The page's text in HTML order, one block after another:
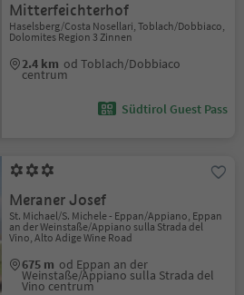
Mitterfeichterhof
Haselsberg/Costa Nosellari, Toblach/Dobbiaco,
Dolomites Region 3 Zinnen
2.4 km od Toblach/Dobbiaco
centrum
Südtirol Guest Pass
Meraner Josef
St. Michael/S. Michele - Eppan/Appiano, Eppan
an der Weinstaße/Appiano sulla Strada del
Vino, Alto Adige Wine Road
675 m od Eppan an der
Weinstaße/Appiano sulla Strada del
Vino centrum